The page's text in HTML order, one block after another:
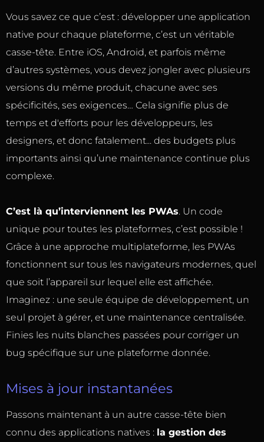
Vous savez ce que c’est : développer une application
native pour chaque plateforme, c’est un véritable
casse-tête. Entre iOS, Android, et parfois même
d’autres systèmes, vous devez jongler avec plusieurs
versions du même produit, chacune avec ses
spécificités, ses exigences… Cela signifie plus de
temps et d'efforts pour les développeurs, les
designers, et donc fatalement... des budgets plus
importants ainsi qu’une maintenance continue plus
complexe.
C’est là qu’interviennent les PWAs. Un code
unique pour toutes les plateformes, c’est possible !
Grâce à une approche multiplateforme, les PWAs
fonctionnent sur tous les navigateurs modernes, quel
que soit l’appareil sur lequel elle est affichée.
Imaginez : une seule équipe de développement, un
seul projet à gérer, et une maintenance centralisée.
Finies les nuits blanches passées pour corriger un
bug spécifique sur une plateforme donnée.
Mises à jour instantanées
Passons maintenant à un autre casse-tête bien
connu des applications natives : la gestion des